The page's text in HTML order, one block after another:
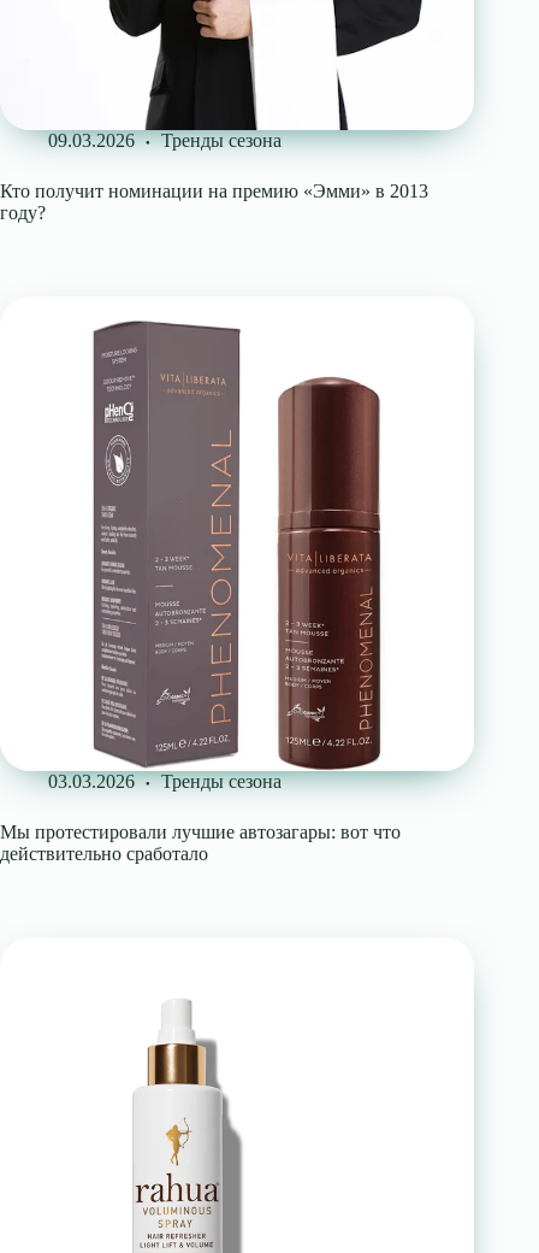
09.03.2026 Тренды сезона
Кто получит номинации на премию «Эмми» в 2013
году?
03.03.2026 Тренды сезона
Мы протестировали лучшие автозагары: вот что
действительно сработало